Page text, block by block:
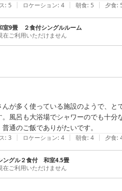
: 5 | ロケーション: 4 | 朝食: 5 | 夕食:
9畳 ２食付シングルルーム
在ご利用いただけません
が多く使っている施設のようで、
風呂も大浴場でシャワーのでも十
通のご飯でありがたいです。
: 3 | ロケーション: 4 | 朝食: 4 | 夕食:
グル２食付 和室4.5畳
在ご利用いただけません